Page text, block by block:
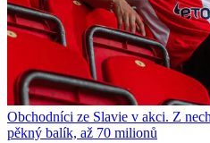
Obchodníci ze Slavie v akci. Z
pěkný balík, až 70 milionů